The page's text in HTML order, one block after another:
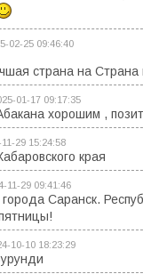
02-25 09:46:40
страна на
01-17 09:17:35
хорошим ,
11-29 15:24:58
края
11-29 09:41:46
Саранск.
10-10 18:23:29